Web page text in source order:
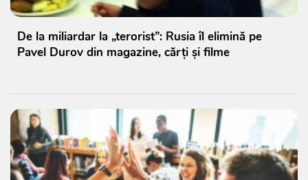
De la miliardar la „terorist”: Rusia îl elimină pe
Pavel Durov din magazine, cărți și filme